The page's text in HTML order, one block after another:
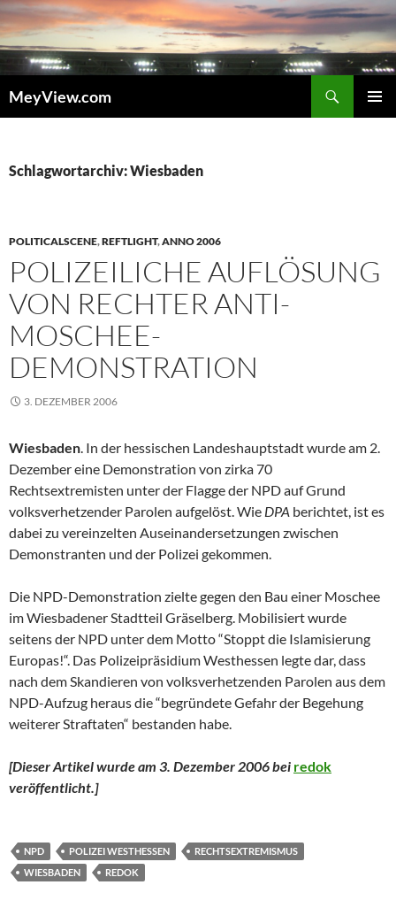
Zum
Inhalt
springen
MeyView.com
Schlagwortarchiv: Wiesbaden
POLITICALSCENE,REFTLIGHT,ANNO 2006
POLIZEILICHE AUFLÖSUNG
VON RECHTER ANTI-
MOSCHEE-
DEMONSTRATION
3. DEZEMBER 2006
Wiesbaden. In der hessischen Landeshauptstadt wurde am 2.
Dezember eine Demonstration von zirka 70
Rechtsextremisten unter der Flagge der NPD auf Grund
volksverhetzender Parolen aufgelöst. Wie DPA berichtet, ist es
dabei zu vereinzelten Auseinandersetzungen zwischen
Demonstranten und der Polizei gekommen.
Die NPD-Demonstration zielte gegen den Bau einer Moschee
im Wiesbadener Stadtteil Gräselberg. Mobilisiert wurde
seitens der NPD unter dem Motto “Stoppt die Islamisierung
Europas!“. Das Polizeipräsidium Westhessen legte dar, dass
nach dem Skandieren von volksverhetzenden Parolen aus dem
NPD-Aufzug heraus die “begründete Gefahr der Begehung
weiterer Straftaten“ bestanden habe.
[Dieser Artikel wurde am 3. Dezember 2006 bei redok
veröffentlicht.]
NPD POLIZEI WESTHESSEN
RECHTSEXTREMISMUS
WIESBADEN
REDOK